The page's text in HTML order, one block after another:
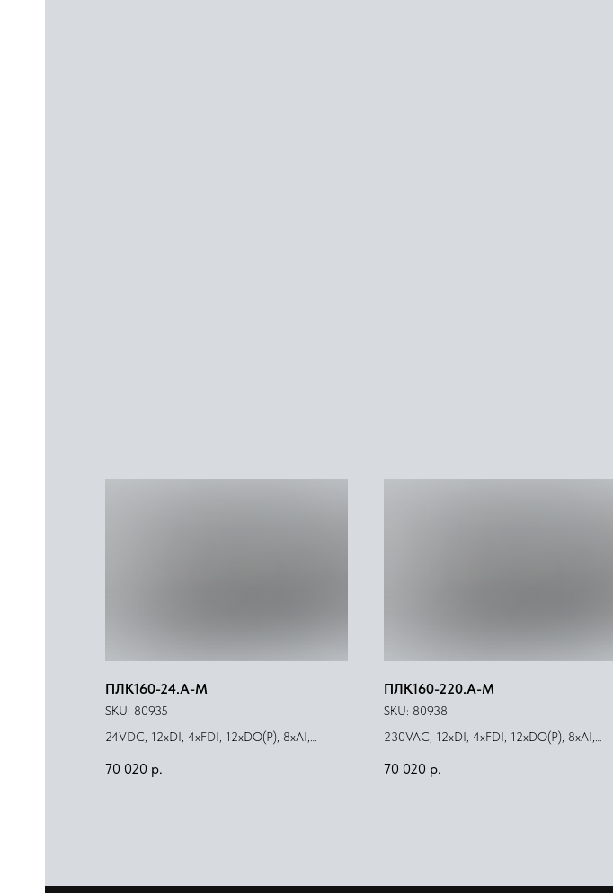
ПЛК160-24.А-М
SKU: 80935
24VDC, 12xDI, 4xFDI, 12xDO(Р), 8xAI,
70 020 р.
ПЛК160-220.А-М
SKU: 80938
230VAC, 12xDI, 4xFDI, 12xDO(Р), 8xAI,
70 020 р.